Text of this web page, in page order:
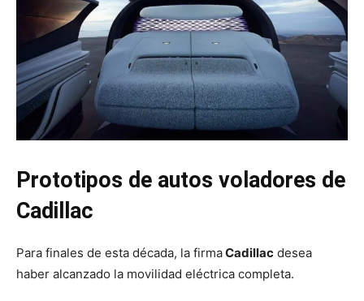
Prototipos de autos voladores de
Cadillac
Para finales de esta década, la firmaCadillac desea
haber alcanzado la movilidad eléctrica completa.